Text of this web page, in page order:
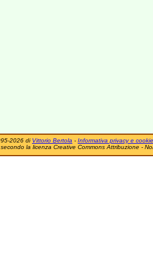
2026 di Vittorio Bertola - Informativa privacy e cookie
la licenza Creative Commons Attribuzione -